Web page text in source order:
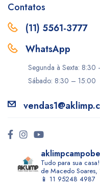
Contatos
(11) 5561-3777
WhatsApp
Segunda à Sexta:
Sábado: 8:30 – 15:00
Tudo para sua
de Macedo
📱 11 95248 4987